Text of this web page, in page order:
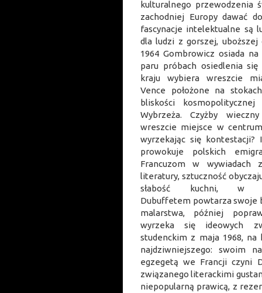
kulturalnego przewodzenia
zachodniej Europy dawać
fascynacje intelektualne są
dla ludzi z gorszej, uboższej
1964 Gombrowicz osiada
paru próbach osiedlenia
kraju wybiera wreszcie
Vence położone na
bliskości
Wybrzeża. Czyżby
wreszcie miejsce w
wyrzekając się
prowokuje polskich
Francuzom w wywiadach
literatury, sztuczność
słabość kuchni, w
Dubuffetem powtarza swoje
malarstwa, później
wyrzeka się ideowych
studenckim z maja 1968,
najdziwniejszego: swoim
egzegetą we Francji czyni
związanego literackimi
niepopularną prawicą, z